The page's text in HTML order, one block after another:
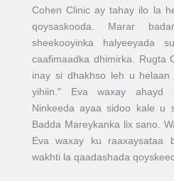
Cohen Clinic ay tahay ilo la
qoysaskooda. Marar
sheekooyinka halyeeyada
caafimaadka dhimirka. Rugta
inay si dhakhso leh u
yihiin." Eva waxay ahayd
Ninkeeda ayaa sidoo kale u
Badda Mareykanka lix sano.
Eva waxay ku raaxaysataa
wakhti la qaadashada